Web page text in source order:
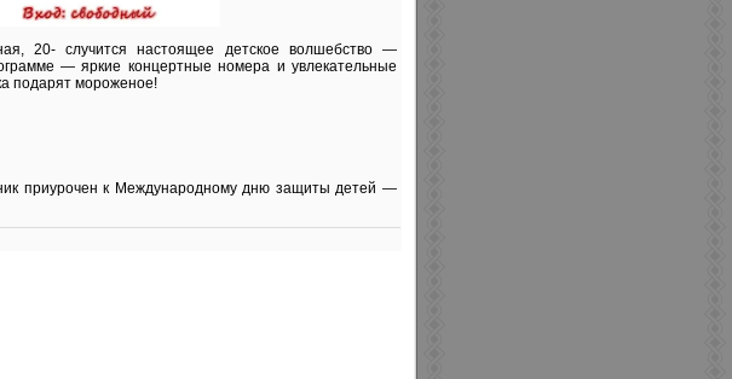
20- случится настоящее детское волшебство —
— яркие концертные номера и увлекательные
подарят мороженое!
приурочен к Международному дню защиты детей —